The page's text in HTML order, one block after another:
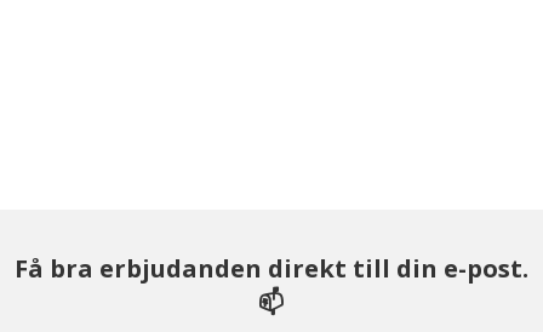
Få bra erbjudanden direkt till din e-post.
📫